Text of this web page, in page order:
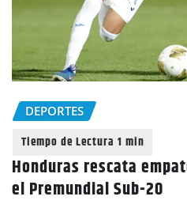
DEPORTES
Honduras rescata
el Premundial Sub-20